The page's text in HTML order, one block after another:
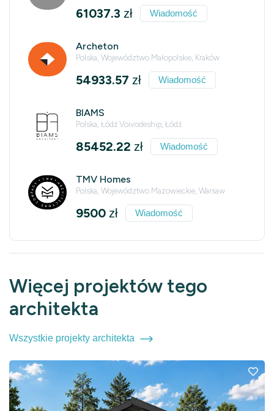
61037.3 zł Wiadomość
Archeton
Polska, Województwo Małopolskie, Kraków
54933.57 zł Wiadomość
BIAMS
Polska, Łódź Voivodeship, Łódź
85452.22 zł Wiadomość
TMV Homes
Polska, Województwo Mazowieckie, Warsaw
9500 zł Wiadomość
Więcej projektów tego
architekta
Wszystkie projekty architekta